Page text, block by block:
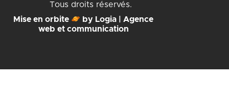
Tous droits réservés.
Mise en orbite
by Logia | Agence
web et communication